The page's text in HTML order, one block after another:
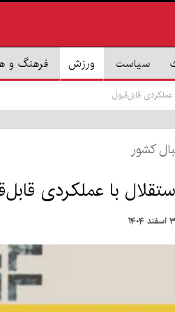
سیاست ورزش فرهنگ و
قابل‌قبول
کشور
با عملکردی